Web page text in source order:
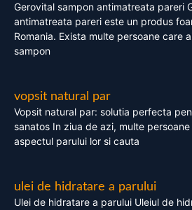
Gerovital sampon antimatreata pareri
antimatreata pareri este un produs
Romania. Exista multe persoane care
sampon
vopsit natural par
Vopsit natural par: solutia perfecta
sanatos In ziua de azi, multe
aspectul parului lor si cauta
ulei de hidratare a parului
Ulei de hidratare a parului Uleiul de